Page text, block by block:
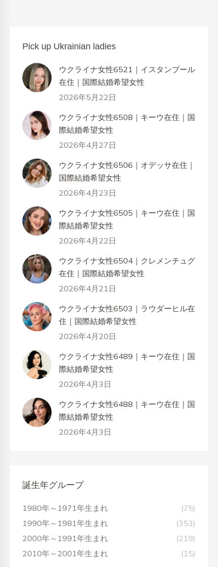
Pick up Ukrainian ladies
ウクライナ女性6521｜イスタンブール
在住｜国際結婚希望女性
2026年5月22日
ウクライナ女性6508｜キーウ在住｜国
際結婚希望女性
2026年4月27日
ウクライナ女性6506｜オデッサ在住｜
国際結婚希望女性
2026年4月23日
ウクライナ女性6505｜キーウ在住｜国
際結婚希望女性
2026年4月22日
ウクライナ女性6504｜クレメンチュグ
在住｜国際結婚希望女性
2026年4月21日
ウクライナ女性6503｜ラウダーヒル在
住｜国際結婚希望女性
2026年4月20日
ウクライナ女性6489｜キーウ在住｜国
際結婚希望女性
2026年4月3日
ウクライナ女性6488｜キーウ在住｜国
際結婚希望女性
2026年4月3日
誕生年グループ
1980年～1971年生まれ
(75)
1990年～1981年生まれ
(353)
2000年～1991年生まれ
(219)
2010年～2001年生まれ
(15)